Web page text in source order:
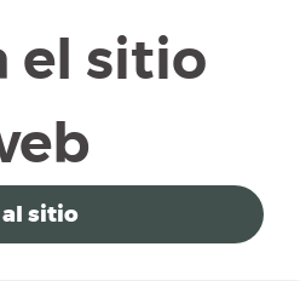
el sitio
sitio